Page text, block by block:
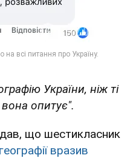
України, ніж ті
опитує".
що шестикласник
вразив